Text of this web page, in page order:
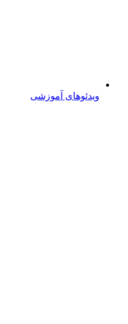
ویدئوهای آموزشی